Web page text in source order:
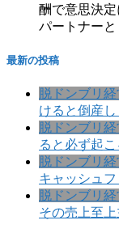
酬で意思決
パートナーと
最新の投稿
脱ドンブリ経
けると倒産し
脱ドンブリ経
ると必ず起
脱ドンブリ経
キャッシュ
脱ドンブリ経
その売上至